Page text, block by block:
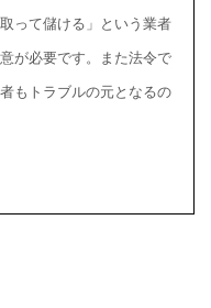
って儲ける」という業者
が必要です。また法令で
もトラブルの元となるの